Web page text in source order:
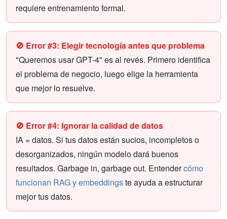
requiere entrenamiento formal.
🚫 Error #3: Elegir tecnología antes que problema
"Queremos usar GPT-4" es al revés. Primero identifica
el problema de negocio, luego elige la herramienta
que mejor lo resuelve.
🚫 Error #4: Ignorar la calidad de datos
IA = datos. Si tus datos están sucios, incompletos o
desorganizados, ningún modelo dará buenos
resultados. Garbage in, garbage out. Entendercómo
funcionan RAG y embeddingste ayuda a estructurar
mejor tus datos.